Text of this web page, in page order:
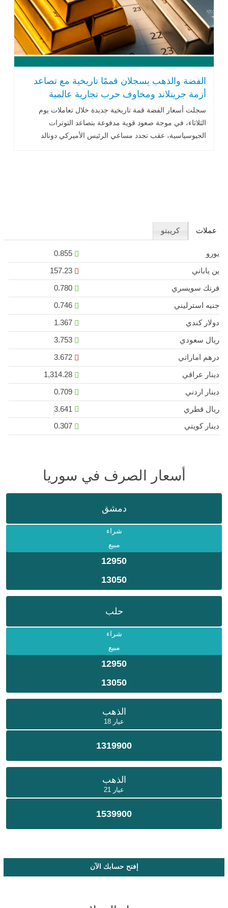
الفضة والذهب يسجلان قممًا تاريخية مع تصاعد
أزمة جرينلاند ومخاوف حرب تجارية عالمية
سجلت أسعار الفضة قمة تاريخية جديدة خلال تعاملات يوم
الثلاثاء، في موجة صعود قوية مدفوعة بتصاعد التوترات
الجيوسياسية، عقب تجدد مساعي الرئيس الأميركي دونالد
عملات كريبتو
يورو
0.855
ين ياباني
157.23
فرنك سويسري
0.780
جنيه استرليني
0.746
دولار كندي
1.367
ريال سعودي
3.753
درهم اماراتي
3.672
دينار عراقي
1,314.28
دينار اردني
0.709
ريال قطري
دينار كويتي
0.307
أسعار الصرف في سوريا
دمشق
شراء
مبيع
12950
13050
حلب
شراء
مبيع
12950
13050
الذهب
عيار 18
1319900
الذهب
عيار 21
1539900
إفتح حسابك الآن